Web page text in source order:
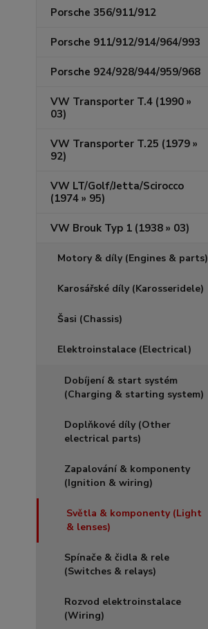
Porsche 356/911/912
Porsche 911/912/914/964/993
Porsche 924/928/944/959/968
VW Transporter T.4 (1990 »
03)
VW Transporter T.25 (1979 »
92)
VW LT/Golf/Jetta/Scirocco
(1974 » 95)
VW Brouk Typ 1 (1938 » 03)
Motory & díly (Engines & parts)
Karosářské díly (Karosseridele)
Šasi (Chassis)
Elektroinstalace (Electrical)
Dobíjení & start systém
(Charging & starting system)
Doplňkové díly (Other
electrical parts)
Zapalování & komponenty
(Ignition & wiring)
Světla & komponenty (Light
& lenses)
Spínače & čidla & rele
(Switches & relays)
Rozvod elektroinstalace
(Wiring)